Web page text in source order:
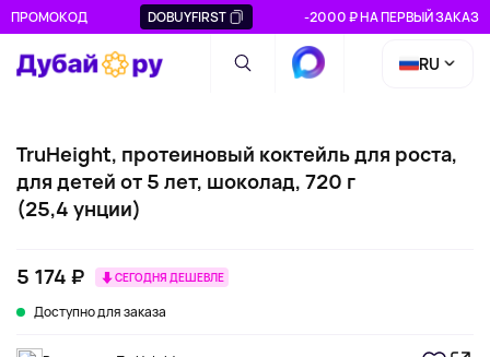
ПРОМОКОД DOBUYFIRST -2000 ₽ НА ПЕРВЫЙ ЗАКАЗ
RU
TruHeight, протеиновый коктейль для роста,
для детей от 5 лет, шоколад, 720 г
(25,4 унции)
5 174 ₽ СЕГОДНЯ ДЕШЕВЛЕ
Доступно для заказа